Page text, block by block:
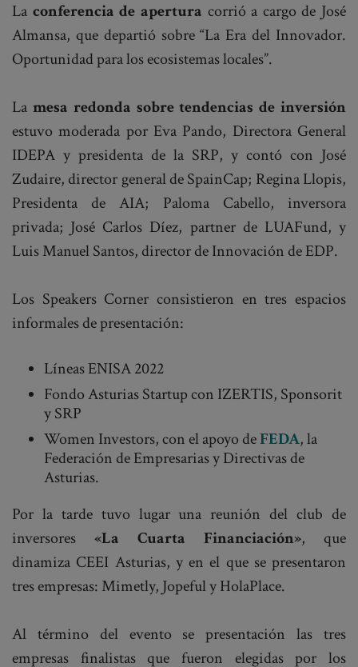
La conferencia de apertura corrió a cargo de José
Almansa, que departió sobre “La Era del Innovador.
Oportunidad para los ecosistemas locales”.
La mesa redonda sobre tendencias de inversión
estuvo moderada por Eva Pando, Directora General
IDEPA y presidenta de la SRP, y contó con José
Zudaire, director general de SpainCap; Regina Llopis,
Presidenta de AIA; Paloma Cabello, inversora
privada; José Carlos Díez, partner de LUAFund, y
Luis Manuel Santos, director de Innovación de EDP.
Los Speakers Corner consistieron en tres espacios
informales de presentación:
Líneas ENISA 2022
Fondo Asturias Startup con IZERTIS, Sponsorit
y SRP
Women Investors, con el apoyo deFEDA, la
Federación de Empresarias y Directivas de
Asturias.
Por la tarde tuvo lugar una reunión del club de
inversores «La Cuarta Financiación», que
dinamiza CEEI Asturias, y en el que se presentaron
tres empresas: Mimetly, Jopeful y HolaPlace.
Al término del evento se presentación las tres
empresas finalistas que fueron elegidas por los